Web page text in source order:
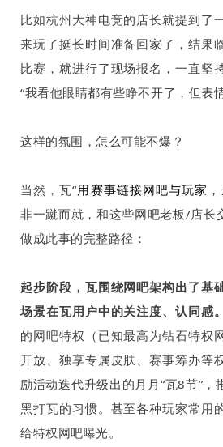
比如杭州大神电竞的店长就提到了
来玩了挺长时间准备回家了，结果
比赛，就进行了现场报名，一直坚
“我看他眼睛都有些睁不开了，但表
这样的氛围，怎么可能不爆？
当然，瓦“用赛事链接网吧与玩家，
非一蹴而就，和这些网吧老板/店长
做成此事的完整路径：
起步阶段，瓦围绕网吧架构出了基
场景在瓦用户中的关注度、认同感。
的网吧特权（已知最高为钻石特权
开放、独享专属皮肤、赛事筹办等
励活动迭代升级出的月月“瓦8节”，
黑打瓦的习惯。甚至各种玩家常用
给特权网吧曝光。